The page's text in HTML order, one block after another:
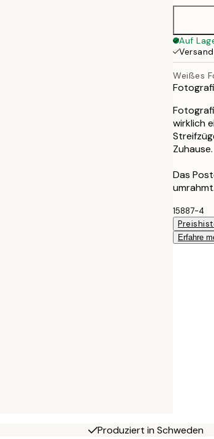
Auf
Weißes
wirklich
Zuhause.
Das
umrahmt.
15887-4
Erfahre
Produziert in Schweden